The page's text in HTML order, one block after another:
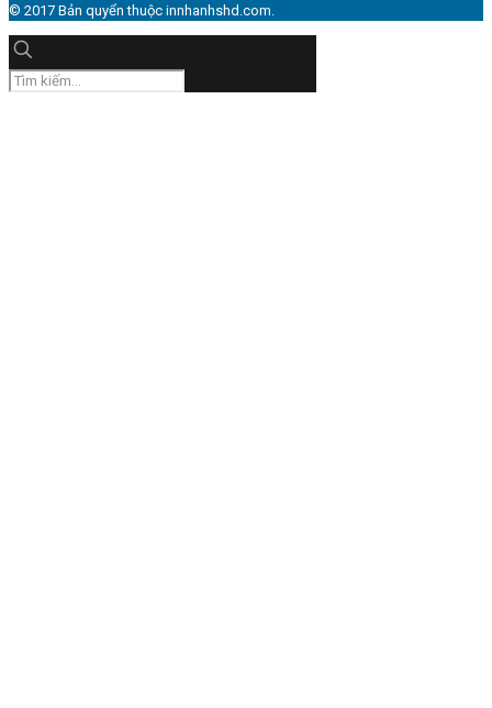
© 2017 Bản quyển thuộc innhanhshd.com.